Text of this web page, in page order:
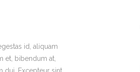
id, aliquam
et, bibendum at,